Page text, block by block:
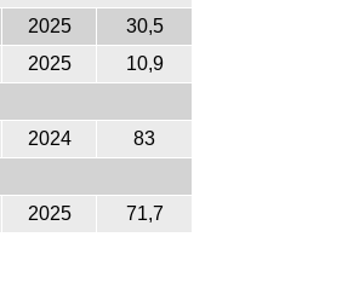
2025
30,5
2025
10,9
2024
83
2025
71,7